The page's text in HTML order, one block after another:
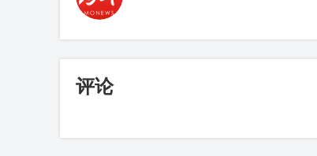
评论